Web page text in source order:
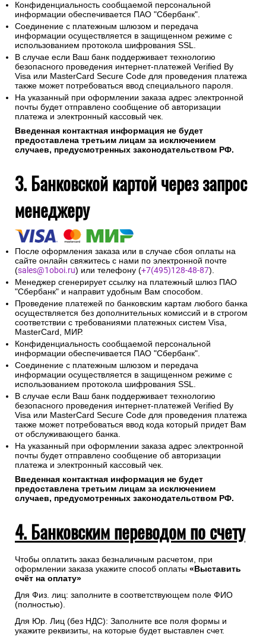
Конфиденциальность сообщаемой персональной
информации обеспечивается ПАО "Сбербанк".
Соединение с платежным шлюзом и передача
информации осуществляется в защищенном режиме с
использованием протокола шифрования SSL.
В случае если Ваш банк поддерживает технологию
безопасного проведения интернет-платежей Verified By
Visa или MasterCard Secure Code для проведения платежа
также может потребоваться ввод специального пароля.
На указанный при оформлении заказа адрес электронной
почты будет отправлено сообщение об авторизации
платежа и электронный кассовый чек.
Введенная контактная информация не будет
предоставлена третьим лицам за исключением
случаев, предусмотренных законодательством РФ.
3. Банковской картой через запрос
менеджеру
После оформления заказа или в случае сбоя оплаты на
сайте онлайн свяжитесь с нами по электронной почте
(sales@1oboi.ru) или телефону (+7(495)128-48-87).
Менеджер сгенерирует ссылку на платежный шлюз ПАО
"Сбербанк" и направит удобным Вам способом.
Проведение платежей по банковским картам любого банка
осуществляется без дополнительных комиссий и в строгом
соответствии с требованиями платежных систем Visa,
MasterCard, МИР.
Конфиденциальность сообщаемой персональной
информации обеспечивается ПАО "Сбербанк".
Соединение с платежным шлюзом и передача
информации осуществляется в защищенном режиме с
использованием протокола шифрования SSL.
В случае если Ваш банк поддерживает технологию
безопасного проведения интернет-платежей Verified By
Visa или MasterCard Secure Code для проведения платежа
также может потребоваться ввод кода который придет Вам
от обслуживающего банка.
На указанный при оформлении заказа адрес электронной
почты будет отправлено сообщение об авторизации
платежа и электронный кассовый чек.
Введенная контактная информация не будет
предоставлена третьим лицам за исключением
случаев, предусмотренных законодательством РФ.
4. Банковским переводом по счету
Чтобы оплатить заказ безналичным расчетом, при
оформлении заказа укажите способ оплаты «Выставить
счёт на оплату»
Для Физ. лиц: заполните в соответствующем поле ФИО
(полностью).
Для Юр. Лиц (без НДС): Заполните все поля формы и
укажите реквизиты, на которые будет выставлен счет.